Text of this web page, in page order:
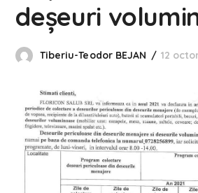
deșeuri
Tiberiu-Teodor BEJAN 12